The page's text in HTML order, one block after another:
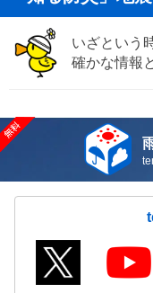
いざという
確かな情報